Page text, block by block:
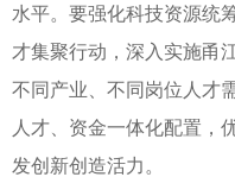
水平。要强化科技资源统
才集聚行动，深入实施甬
不同产业、不同岗位人才
人才、资金一体化配置，
发创新创造活力。